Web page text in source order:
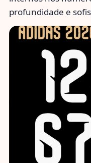
profundidade e